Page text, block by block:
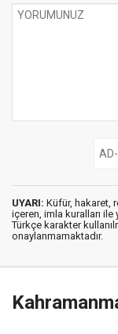
UYARI: Küfür, hakaret,
içeren, imla kuralları ile
Türkçe karakter
onaylanmamaktadır.